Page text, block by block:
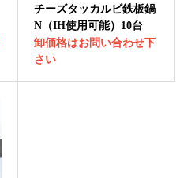
チーズタッカルビ鉄板鍋
N（IH使用可能）10台
卸価格はお問い合わせ下
さい